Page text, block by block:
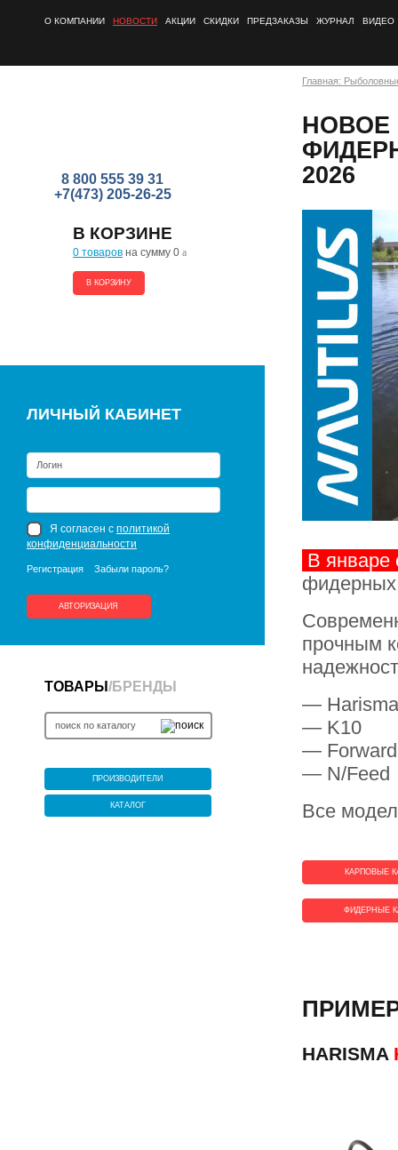
О КОМПАНИИ НОВОСТИ АКЦИИ СКИДКИ ПРЕДЗАКАЗЫ ЖУРНАЛ ВИДЕО
8 800 555 39 31
+7(473) 205-26-25
В КОРЗИНЕ
0 товаров на сумму 0 a
В КОРЗИНУ
ЛИЧНЫЙ КАБИНЕТ
Я согласен с политикой
конфиденциальности
Регистрация Забыли пароль?
АВТОРИЗАЦИЯ
ТОВАРЫ /БРЕНДЫ
ПРОИЗВОДИТЕЛИ
КАТАЛОГ
Главная:
НОВОЕ
2026
В январе
фидерных
прочным
— Harisma
— K10
—
— N/Feed
Все
КАРПОВЫЕ
ФИДЕРНЫЕ
HARISMA